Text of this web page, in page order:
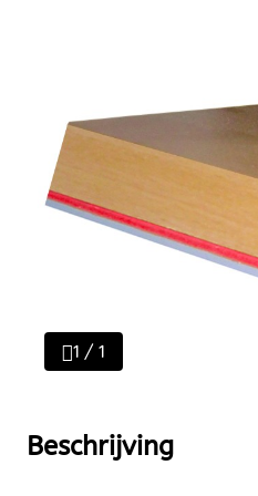
1 / 1
Beschrijving